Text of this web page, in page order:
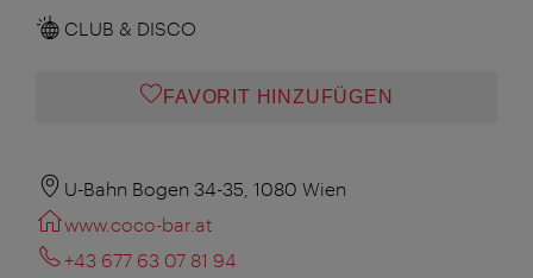
CLUB & DISCO
FAVORIT HINZUFÜGEN
U-Bahn Bogen 34-35, 1080 Wien
www.coco-bar.at
+43 677 63 07 81 94